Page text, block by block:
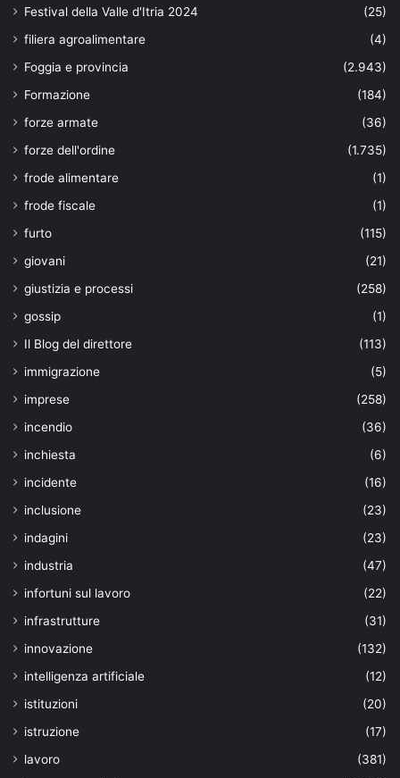
Festival della Valle d'Itria 2024
(25)
filiera agroalimentare
(4)
Foggia e provincia
(2.943)
Formazione
(184)
forze armate
(36)
forze dell'ordine
(1.735)
frode alimentare
(1)
frode fiscale
(1)
furto
(115)
giovani
(21)
giustizia e processi
(258)
gossip
(1)
Il Blog del direttore
(113)
immigrazione
(5)
imprese
(258)
incendio
(36)
inchiesta
(6)
incidente
(16)
inclusione
(23)
indagini
(23)
industria
(47)
infortuni sul lavoro
(22)
infrastrutture
(31)
innovazione
(132)
intelligenza artificiale
(12)
istituzioni
(20)
istruzione
(17)
lavoro
(381)